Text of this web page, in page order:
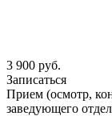
3 900 руб.
Записаться
Прием (осмотр,
заведующего